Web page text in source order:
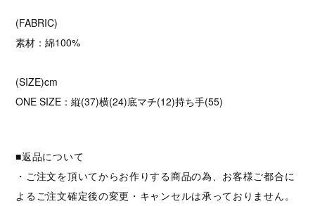
(FABRIC)
素材：綿100%
(SIZE)cm
ONE SIZE：縦(37)横(24)底マチ(12)持ち手(55)
■返品について
・ご注文を頂いてからお作りする商品の為、お客様ご都合に
よるご注文確定後の変更・キャンセルは承っておりません。